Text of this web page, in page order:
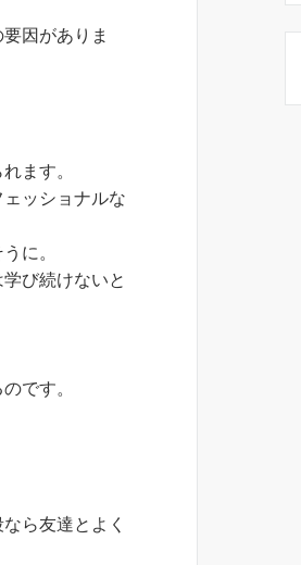
因がありま
ます。
ッショナルな
に。
び続けないと
です。
ら友達とよく